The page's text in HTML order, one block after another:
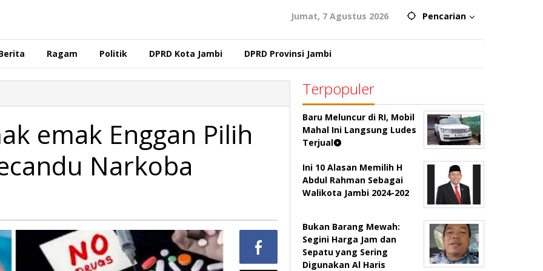
Jumat, 7 Agustus 2026 Pencarian
Ragam Politik DPRD Kota Jambi DPRD Provinsi Jambi
emak Enggan Pilih
Narkoba
Terpopuler
Baru Meluncur di RI, Mobil
Mahal Ini Langsung Ludes
Terjual
Ini 10 Alasan Memilih H
Abdul Rahman Sebagai
Walikota Jambi 2024-202
Bukan Barang Mewah:
Segini Harga Jam dan
Sepatu yang Sering
Digunakan Al Haris